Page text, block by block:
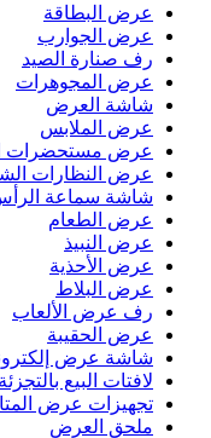
عرض البطاقة
عرض الجوارب
رف صنارة الصيد
عرض المجوهرات
شاشة العرض
عرض الملابس
عرض مستحضرات
عرض النظارات
شاشة سماعة
عرض الطعام
عرض النبيذ
عرض الأحذية
عرض البلاط
رف عرض الألعاب
عرض الحقيبة
شاشة عرض
لافتات البيع بالتجزئة
تجهيزات عرض
ملحق العرض